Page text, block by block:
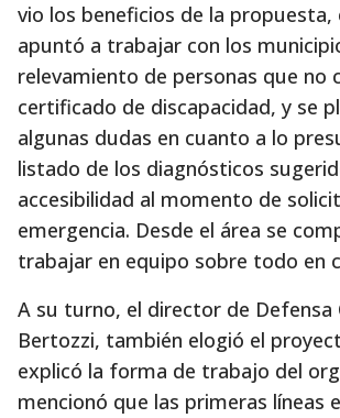
vio los beneficios de la
apuntó a trabajar con los
relevamiento de personas que no
certificado de discapacidad, y se
algunas dudas en cuanto a lo
listado de los diagnósticos
accesibilidad al momento de
emergencia. Desde el área se
trabajar en equipo sobre todo en
A su turno, el director de Defensa
Bertozzi, también elogió el
explicó la forma de trabajo del
mencionó que las primeras líneas